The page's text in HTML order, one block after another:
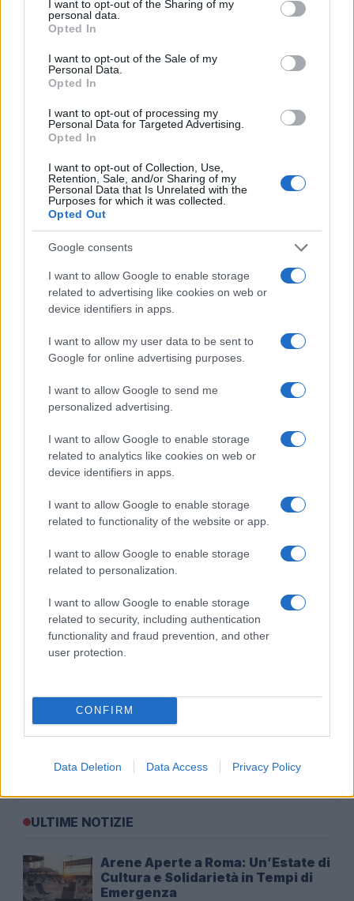
not limited to your visit or usage behaviour. You may click to
grant or deny consent to Google and its third-party tags to
use your data for below specified purposes in below Google
consent section.
I want to opt-out of the Sharing of my
personal data.
Opted In
I want to opt-out of the Sale of my
Personal Data.
Opted In
I want to opt-out of processing my
Personal Data for Targeted Advertising.
Opted In
I want to opt-out of Collection, Use,
Retention, Sale, and/or Sharing of my
Personal Data that Is Unrelated with the
Purposes for which it was collected.
Opted Out
Google consents
I want to allow Google to enable storage
related to advertising like cookies on web or
device identifiers in apps.
I want to allow my user data to be sent to
Google for online advertising purposes.
I want to allow Google to send me
personalized advertising.
I want to allow Google to enable storage
related to analytics like cookies on web or
device identifiers in apps.
I want to allow Google to enable storage
related to functionality of the website or app.
I want to allow Google to enable storage
related to personalization.
I want to allow Google to enable storage
related to security, including authentication
functionality and fraud prevention, and other
user protection.
CONFIRM
Data Deletion Data Access Privacy Policy
Bolletta record emessa per
3 anni fa
PROPOSTA M5S
Precedente
Proposta M5S: ​
”Requisiamo la
sanità privata”
Luciana
Lamorgese:
“Pronti a nuove
Acea bollette
ARTICOLI CORRELATI
Ama in difficoltà, Acea pronta ad acquisirla?
Bolletta record emessa per errore: anziana muore
per lo spavento
ROMA Stop servizio idrico il 28 giugno: le zone
ULTIME NOTIZIE
Arene Aperte a Roma: Un’Estate di
Cultura e Solidarietà in Tempi di
Emergenza